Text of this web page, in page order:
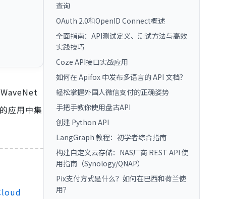
应用中集
查询
OAuth 2.0和OpenID Connect概述
全面指南：API测试定义、测试方法与高效
实践技巧
Coze API接口实战应用
如何在 Apifox 中发布多语言的 API 文档？
轻松掌握外国人微信支付的正确姿势
手把手教你使用盘古API
创建 Python API
LangGraph 教程：初学者综合指南
构建自定义云存储：NAS厂商 REST API 使
用指南（Synology/QNAP）
Pix支付方式是什么？如何在巴西和荷兰使
用？